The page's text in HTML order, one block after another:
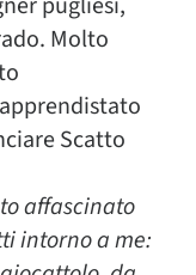
Molto
Scatto
affascinato
intorno a me: